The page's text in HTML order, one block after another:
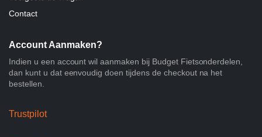
Contact
Account Aanmaken?
Indien u een account wil aanmaken bij Budget Fietsonderdelen,
dan kunt u dat eenvoudig doen tijdens de checkout na het
bestellen.
Trustpilot